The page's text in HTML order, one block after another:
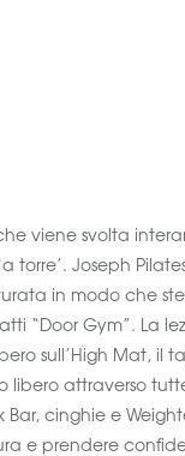
viene svolta
torre’. Joseph
in modo che
“Door Gym”. La
sull’High Mat, il
libero attraverso
Bar, cinghie e
e prendere